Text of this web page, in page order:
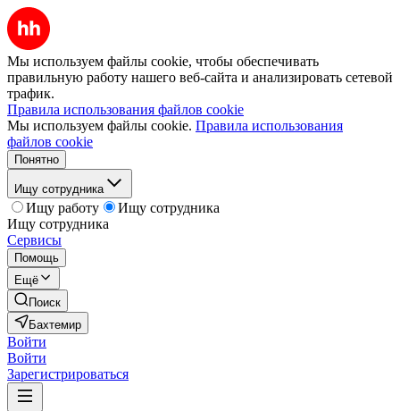
Мы используем файлы cookie, чтобы обеспечивать
правильную работу нашего веб-сайта и анализировать сетевой
трафик.
Правила использования файлов cookie
Мы используем файлы cookie. Правила использования
файлов cookie
Понятно
Ищу сотрудника
Ищу работу
Ищу сотрудника
Ищу сотрудника
Сервисы
Помощь
Ещё
Поиск
Бахтемир
Войти
Войти
Зарегистрироваться